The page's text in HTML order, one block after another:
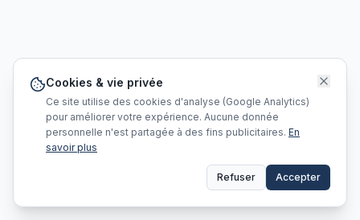
Cookies & vie privée
Ce site utilise des cookies d'analyse (Google Analytics)
pour améliorer votre expérience. Aucune donnée
personnelle n'est partagée à des fins publicitaires. En
savoir plus
Refuser Accepter